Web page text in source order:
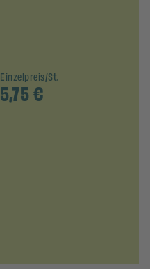
Einzelpreis/St.
5,75€